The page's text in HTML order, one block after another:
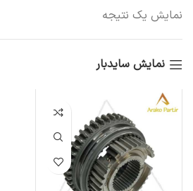
نمایش یک نتیجه
نمایش سایدبار